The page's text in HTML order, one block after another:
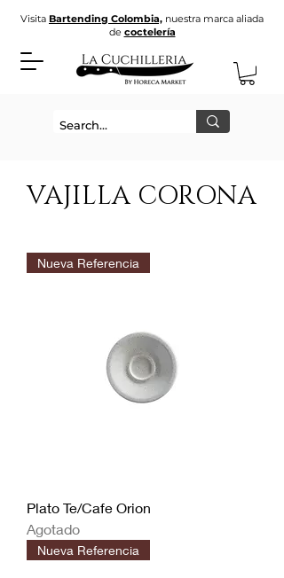
Visita Bartending Colombia, nuestra marca aliada
de coctelería
VAJILLA CORONA
Nueva Referencia
Plato Te/Cafe Orion
Agotado
Nueva Referencia